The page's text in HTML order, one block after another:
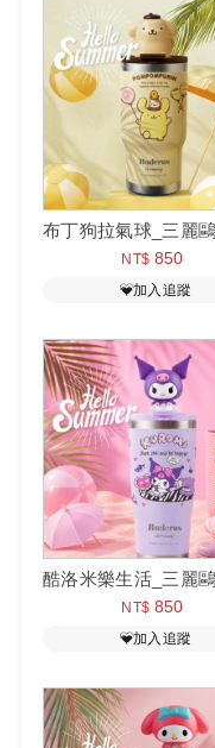
NT$ 850
加入追蹤
NT$ 850
加入追蹤